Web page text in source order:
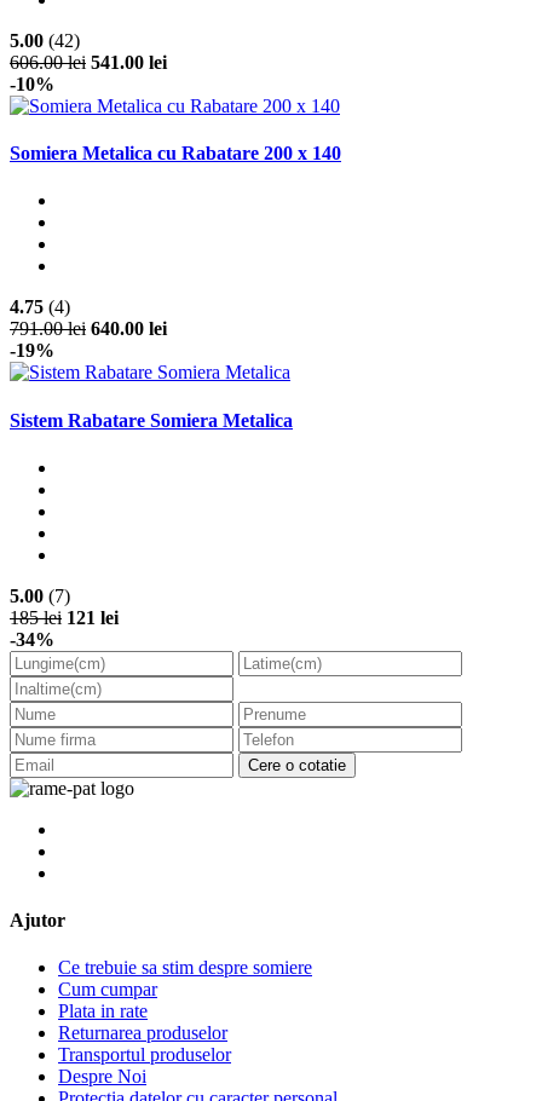
5.00 (42)
606.00 lei 541.00 lei
-10%
Somiera Metalica cu Rabatare 200 x 140
4.75 (4)
791.00 lei 640.00 lei
-19%
Sistem Rabatare Somiera Metalica
5.00 (7)
185 lei 121 lei
-34%
Cere o cotatie
Ajutor
Ce trebuie sa stim despre somiere
Cum cumpar
Plata in rate
Returnarea produselor
Transportul produselor
Despre Noi